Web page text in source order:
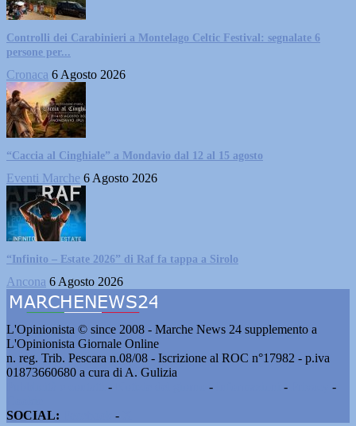
Controlli dei Carabinieri a Montelago Celtic Festival: segnalate 6
persone per...
Cronaca 6 Agosto 2026
“Caccia al Cinghiale” a Mondavio dal 12 al 15 agosto
Eventi Marche 6 Agosto 2026
“Infinito – Estate 2026” di Raf fa tappa a Sirolo
Ancona 6 Agosto 2026
L'Opinionista © since 2008 - Marche News 24 supplemento a
L'Opinionista Giornale Online
n. reg. Trib. Pescara n.08/08 - Iscrizione al ROC n°17982 - p.iva
01873660680 a cura di A. Gulizia
- - -
-
SOCIAL:
-